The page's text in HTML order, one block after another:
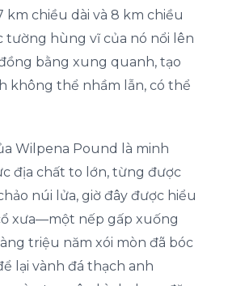
km chiều dài và 8 km chiều
tường hùng vĩ của nó nổi lên
bằng xung quanh, tạo
không thể nhầm lẫn, có thể
Wilpena Pound là minh
địa chất to lớn, từng được
núi lửa, giờ đây được hiểu
xưa—một nếp gấp xuống
triệu năm xói mòn đã bóc
lại vành đá thạch anh